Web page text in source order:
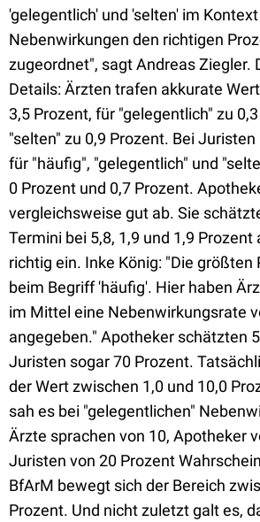
'gelegentlich' und 'selten' im
Nebenwirkungen den richtigen
zugeordnet", sagt Andreas Ziegler.
Details: Ärzten trafen akkurate
3,5 Prozent, für "gelegentlich" zu
"selten" zu 0,9 Prozent. Bei
für "häufig", "gelegentlich" und
0 Prozent und 0,7 Prozent.
vergleichsweise gut ab. Sie
Termini bei 5,8, 1,9 und 1,9
richtig ein. Inke König: "Die größten
beim Begriff 'häufig'. Hier haben
im Mittel eine Nebenwirkungsrate
angegeben." Apotheker schätzten
Juristen sogar 70 Prozent.
der Wert zwischen 1,0 und 10,0
sah es bei "gelegentlichen"
Ärzte sprachen von 10, Apotheker
Juristen von 20 Prozent
BfArM bewegt sich der Bereich
Prozent. Und nicht zuletzt galt es,